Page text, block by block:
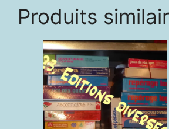
Produits